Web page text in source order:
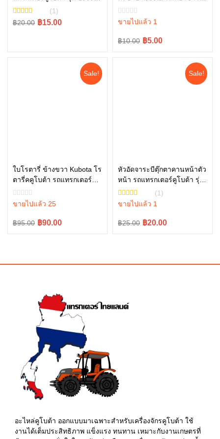
L4018, L4508, L4708,
L5018 tc402-34340
(1)
฿20.00
Original฿15.00
Current
โบต้า รุ่น DC70 04512-
50140
ขายไปแล้ว 1
฿10.00
Original฿5.00
Current
Sale!
ใบโรตารี่ ข้างขวา Kubota โร
ตารี่คคูโบต้า รถแทรกเตอร์คู
โบต้า รุ่น L3608, L4018
W9516-54173
ขายไปแล้ว 25
฿95.00
Original฿90.00
Current
หยิบใส่ตะกร้า
Sale!
หัวอัดจาระบีตุ๊กตาคานหน้าตัว
หน้า รถแทรกเตอร์คูโบต้า รุ่น
L3608 – L5018 06611-
15010
(1)
ขายไปแล้ว 1
฿25.00
Original฿20.00
Current
หยิบใส่ตะกร้า
อะไหล่คูโบต้า ออกแบบมาเฉพาะสำหรับเครื่องจักรคูโบต้า ใช้
งานได้เต็มประสิทธิภาพ แข็งแรง ทนทาน เหมาะกับงานเกษตรที่